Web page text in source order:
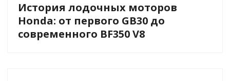
История лодочных моторов
Honda: от первого GB30 до
современного BF350 V8